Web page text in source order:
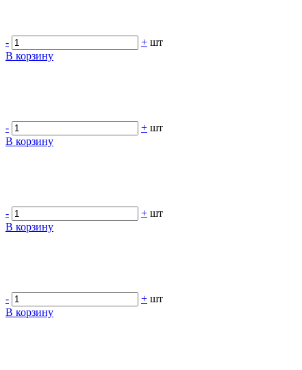
-
+ шт
В корзину
-
+ шт
В корзину
-
+ шт
В корзину
-
+ шт
В корзину